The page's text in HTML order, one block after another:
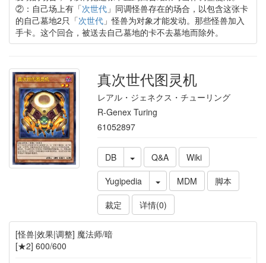
②：自己场上有「次世代」同调怪兽存在的场合，以包含这张卡
的自己墓地2只「次世代」怪兽为对象才能发动。那些怪兽加入
手卡。这个回合，被送去自己墓地的卡不去墓地而除外。
真次世代图灵机
レアル・ジェネクス・チューリング
R-Genex Turing
61052897
DB Q&A
Wiki
Yugipedia
MDM
脚本
裁定
详情(0)
[怪兽|效果|调整] 魔法师/暗
[★2] 600/600